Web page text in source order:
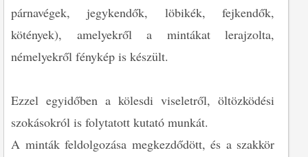
párnavégek, jegykendők, löbikék, fejkendők,
kötények), amelyekről a mintákat lerajzolta,
némelyekről fénykép is készült.
Ezzel egyidőben a kölesdi viseletről, öltözködési
szokásokról is folytatott kutató munkát.
A minták feldolgozása megkezdődött, és a szakkör